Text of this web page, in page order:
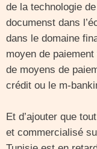
de la technologie
documenst dans
dans le domaine
moyen de
de moyens de
crédit ou le m-
Et d’ajouter que
et commercialisé